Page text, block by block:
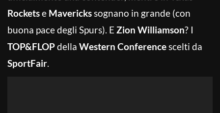
Rocketse Maverickssognano in grande (con
buona pace degli Spurs). E Zion Williamson? I
TOP&FLOPdella Western Conferencescelti da
SportFair.